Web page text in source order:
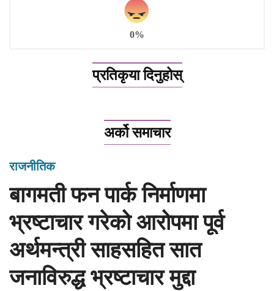
0%
प्रतिकृया दिनुहोस्
अर्को समाचार
राजनीतिक
बागमती फन पार्क निर्माणमा
भ्रष्टाचार गरेको आरोपमा पूर्व
अर्थमन्त्री साहसहित सात
जनाविरुद्ध भ्रष्टाचार मुद्दा